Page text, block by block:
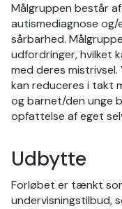
Målgruppen består
autismediagnose og/
sårbarhed.
udfordringer, hvilket
med deres
kan reduceres i takt
og barnet/den unge
opfattelse af eget
Udbytte
Forløbet er tænkt
undervisningstilbud,